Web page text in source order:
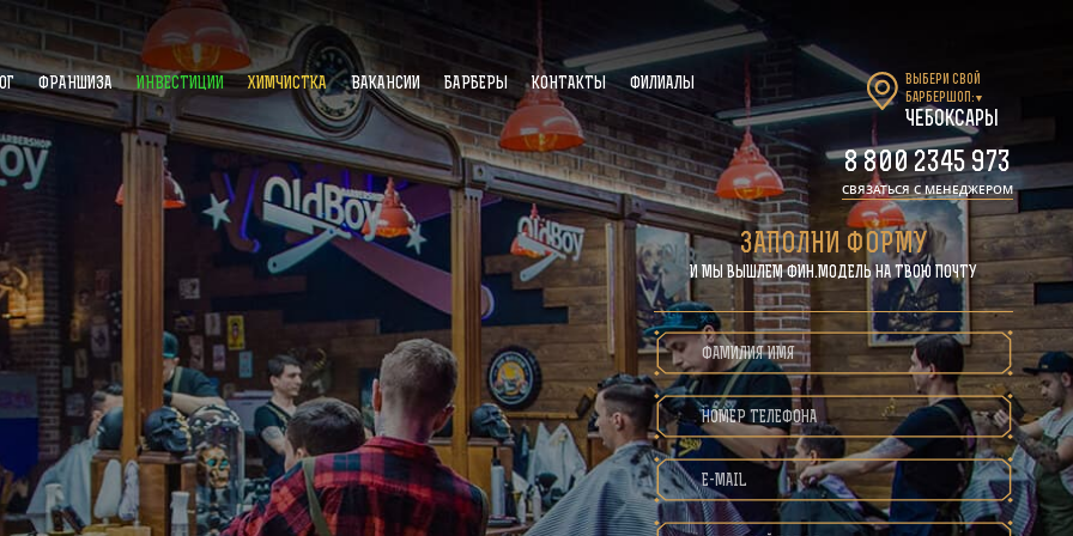
ФРАНШИЗА ИНВЕСТИЦИИ ХИМЧИСТКА ВАКАНСИИ БАРБЕРЫ КОНТАКТЫ ФИЛИАЛЫ
8 800 2345 973
СВЯЗАТЬСЯ С МЕНЕДЖЕРОМ
Выбери свой
барбершоп:▼
Чебоксары
ЗАПОЛНИ ФОРМУ
И МЫ ВЫШЛЕМ ФИН.МОДЕЛЬ НА ТВОЮ ПОЧТУ